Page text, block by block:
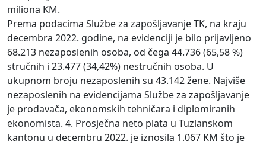
miliona KM.
Prema podacima Službe za zapošljavanje TK, na kraju
decembra 2022. godine, na evidenciji je bilo prijavljeno
68.213 nezaposlenih osoba, od čega 44.736 (65,58 %)
stručnih i 23.477 (34,42%) nestručnih osoba. U
ukupnom broju nezaposlenih su 43.142 žene. Najviše
nezaposlenih na evidencijama Službe za zapošljavanje
je prodavača, ekonomskih tehničara i diplomiranih
ekonomista. 4. Prosječna neto plata u Tuzlanskom
kantonu u decembru 2022. je iznosila 1.067 KM što je